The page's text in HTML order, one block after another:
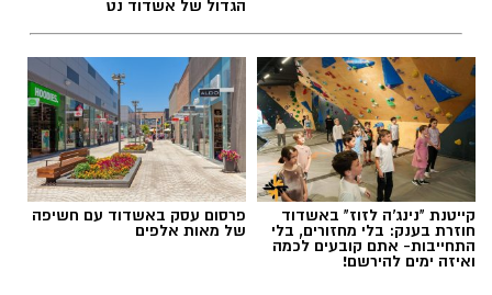
הגדול של אשדוד נט
קייטנת "נינג'ה לזוז" באשדוד
חוזרת בענק: בלי מחזורים, בלי
התחייבות- אתם קובעים לכמה
ואיזה ימים להירשם!
פרסום עסק באשדוד עם חשיפה
של מאות אלפים